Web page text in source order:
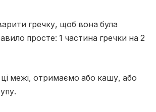
гречку, щоб вона була
просте: 1 частина гречки на 2
межі, отримаємо або кашу, або